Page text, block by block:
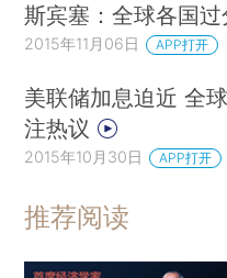
斯宾塞：全球各国
2015年11月06日 APP打开
美联储加息迫近 全
注热议
2015年10月30日 APP打开
推荐阅读